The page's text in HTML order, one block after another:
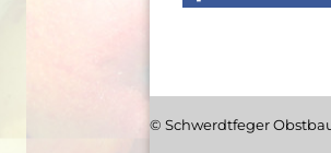
© Schwerdtfeger